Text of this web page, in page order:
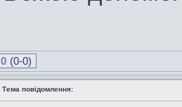
0 (0-0)
Тема повідомлення: